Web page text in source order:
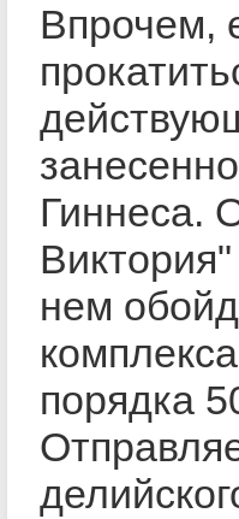
Впрочем,
Гиннеса.
нем
порядка